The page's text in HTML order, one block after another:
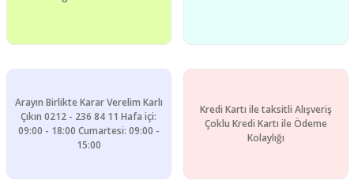
Arayın Birlikte Karar Verelim Karlı
Çıkın 0212 - 236 84 11 Hafa içi:
09:00 - 18:00 Cumartesi: 09:00 -
15:00
Kredi Kartı ile taksitli Alışveriş
Çoklu Kredi Kartı ile Ödeme
Kolaylığı